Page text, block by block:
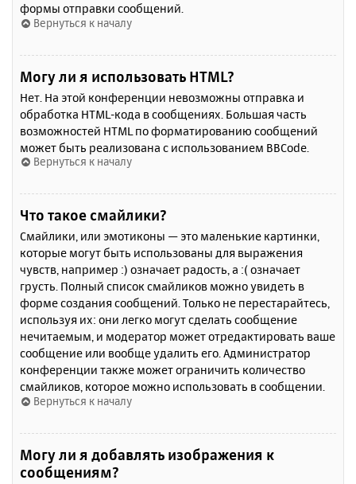
формы отправки сообщений.
Вернуться к началу
Могу ли я использовать HTML?
Нет. На этой конференции невозможны отправка и
обработка HTML-кода в сообщениях. Большая часть
возможностей HTML по форматированию сообщений
может быть реализована с использованием BBCode.
Вернуться к началу
Что такое смайлики?
Смайлики, или эмотиконы — это маленькие картинки,
которые могут быть использованы для выражения
чувств, например :) означает радость, а :( означает
грусть. Полный список смайликов можно увидеть в
форме создания сообщений. Только не перестарайтесь,
используя их: они легко могут сделать сообщение
нечитаемым, и модератор может отредактировать ваше
сообщение или вообще удалить его. Администратор
конференции также может ограничить количество
смайликов, которое можно использовать в сообщении.
Вернуться к началу
Могу ли я добавлять изображения к
сообщениям?